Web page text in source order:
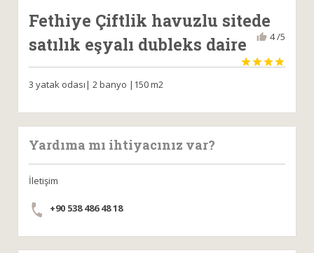
Fethiye Çiftlik havuzlu sitede
satılık eşyalı dubleks daire

4 /5
3 yatak odası| 2 banyo |150 m2
Yardıma mı ihtiyacınız var?
İletişim
+90 538 486 48 18